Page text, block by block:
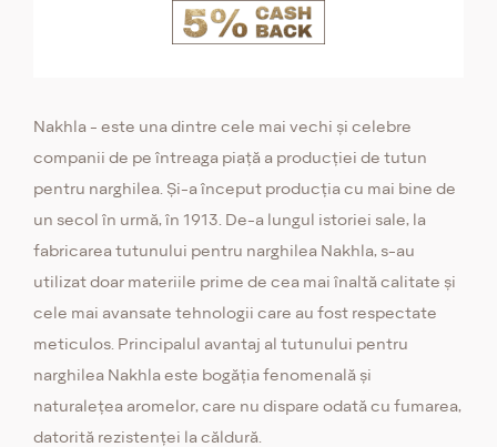
Nakhla - este una dintre cele mai vechi și celebre
companii de pe întreaga piață a producției de tutun
pentru narghilea. Și-a început producția cu mai bine de
un secol în urmă, în 1913. De-a lungul istoriei sale, la
fabricarea tutunului pentru narghilea Nakhla, s-au
utilizat doar materiile prime de cea mai înaltă calitate și
cele mai avansate tehnologii care au fost respectate
meticulos. Principalul avantaj al tutunului pentru
narghilea Nakhla este bogăția fenomenală și
naturalețea aromelor, care nu dispare odată cu fumarea,
datorită rezistenței la căldură.